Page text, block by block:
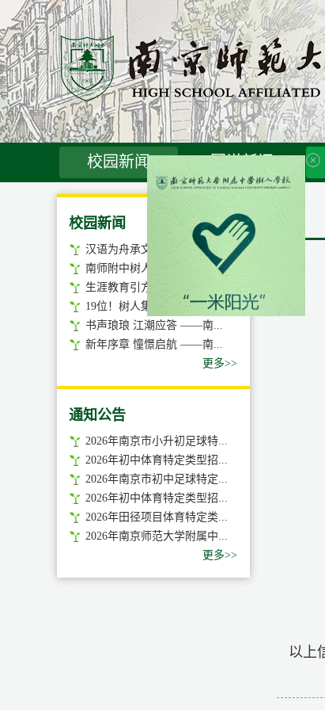
校园新闻 图说新闻
校园新闻
汉语为舟承文脉 经典润心...
南师附中树人学校勇夺2026...
生涯教育引方向，遇见未来...
19位！树人集团教师入选鼓...
书声琅琅 江潮应答 ——南...
新年序章 憧憬启航 ——南...
更多>>
通知公告
2026年南京市小升初足球特...
2026年初中体育特定类型招...
2026年南京市初中足球特定...
2026年初中体育特定类型招...
2026年田径项目体育特定类...
2026年南京师范大学附属中...
更多>>
以上